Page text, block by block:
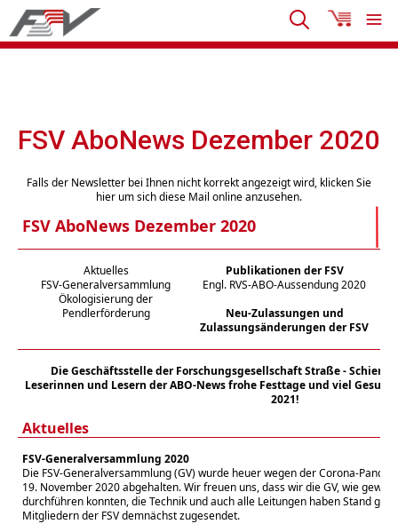
FSV AboNews Dezember 2020
Falls der Newsletter bei Ihnen nicht korrekt angezeigt wird, klicken Sie
hier um sich diese Mail online anzusehen.
FSV AboNews Dezember 2020
Aktuelles
Publikationen der FSV
FSV-Generalversammlung
Ökologisierung der
Pendlerförderung
Engl. RVS-ABO-Aussendung 2020
Neu-Zulassungen und
Zulassungsänderungen der FSV
Die Geschäftsstelle der Forschungsgesellschaft Straße - Schiene
Leserinnen und Lesern der ABO-News frohe Festtage und viel
2021!
Aktuelles
FSV-Generalversammlung 2020
Die FSV-Generalversammlung (GV) wurde heuer wegen der Corona-
19. November 2020 abgehalten. Wir freuen uns, dass wir die GV, wie
durchführen konnten, die Technik und auch alle Leitungen haben Stand
Mitgliedern der FSV demnächst zugesendet.